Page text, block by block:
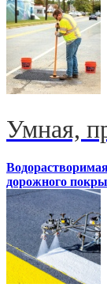
Умная,
дорожного